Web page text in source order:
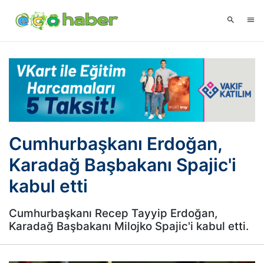
Cumhurbaşkanı Erdoğan,
Karadağ Başbakanı Spajic'i
kabul etti
Cumhurbaşkanı Recep Tayyip Erdoğan,
Karadağ Başbakanı Milojko Spajic'i kabul etti.